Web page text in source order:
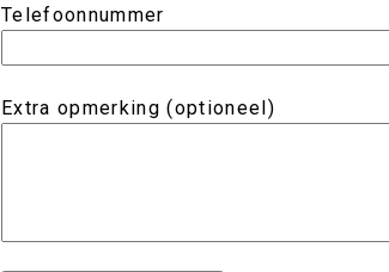
Telefoonnummer
Extra opmerking (optioneel)